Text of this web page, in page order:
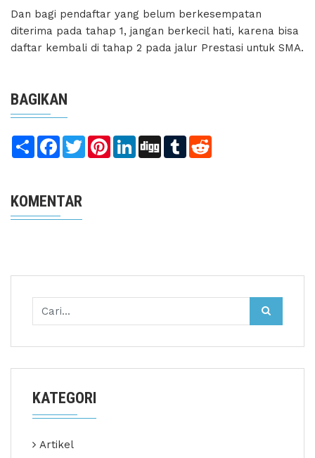
Dan bagi pendaftar yang belum berkesempatan
diterima pada tahap 1, jangan berkecil hati, karena bisa
daftar kembali di tahap 2 pada jalur Prestasi untuk SMA.
BAGIKAN
Share Facebook
TwitterPinterestLinkedInDigg Tumblr
KOMENTAR
KATEGORI
Artikel